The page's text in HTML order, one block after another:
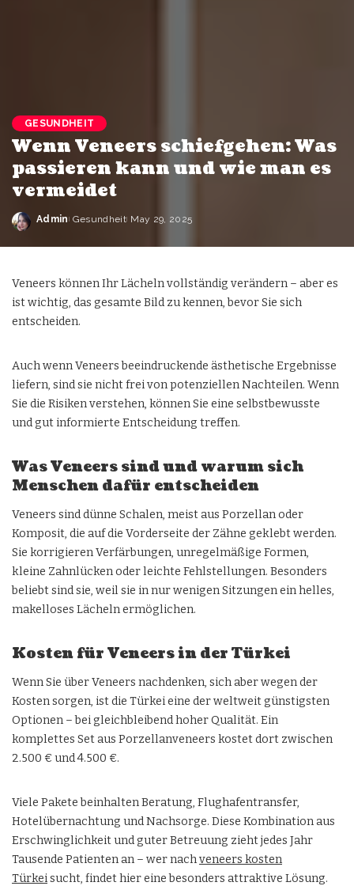
GESUNDHEIT
Wenn Veneers schiefgehen: Was
passieren kann und wie man es
vermeidet
Admin Gesundheit May 29, 2025
Veneers können Ihr Lächeln vollständig verändern – aber es
ist wichtig, das gesamte Bild zu kennen, bevor Sie sich
entscheiden.
Auch wenn Veneers beeindruckende ästhetische Ergebnisse
liefern, sind sie nicht frei von potenziellen Nachteilen. Wenn
Sie die Risiken verstehen, können Sie eine selbstbewusste
und gut informierte Entscheidung treffen.
Was Veneers sind und warum sich
Menschen dafür entscheiden
Veneers sind dünne Schalen, meist aus Porzellan oder
Komposit, die auf die Vorderseite der Zähne geklebt werden.
Sie korrigieren Verfärbungen, unregelmäßige Formen,
kleine Zahnlücken oder leichte Fehlstellungen. Besonders
beliebt sind sie, weil sie in nur wenigen Sitzungen ein helles,
makelloses Lächeln ermöglichen.
Kosten für Veneers in der Türkei
Wenn Sie über Veneers nachdenken, sich aber wegen der
Kosten sorgen, ist die Türkei eine der weltweit günstigsten
Optionen – bei gleichbleibend hoher Qualität. Ein
komplettes Set aus Porzellanveneers kostet dort zwischen
2.500 € und 4.500 €.
Viele Pakete beinhalten Beratung, Flughafentransfer,
Hotelübernachtung und Nachsorge. Diese Kombination aus
Erschwinglichkeit und guter Betreuung zieht jedes Jahr
Tausende Patienten an – wer nachveneers kosten
Türkeisucht, findet hier eine besonders attraktive Lösung.